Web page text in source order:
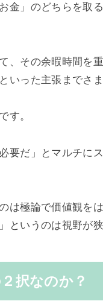
金」のどちらを取
、その余暇時間を
いった主張までさま
す。
要だ」とマルチに
は極論で価値観を
というのは視野が
択なのか？